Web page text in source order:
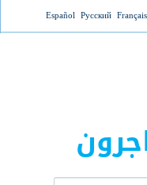
Français
Русский
Español